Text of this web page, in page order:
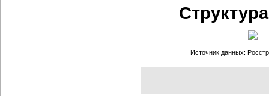
Источник данных: